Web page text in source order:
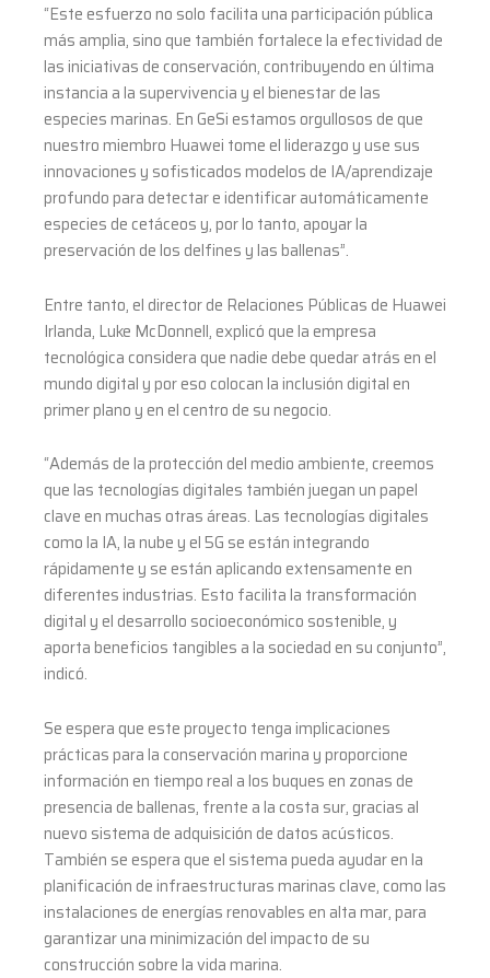
“Este esfuerzo no solo facilita una participación pública
más amplia, sino que también fortalece la efectividad de
las iniciativas de conservación, contribuyendo en última
instancia a la supervivencia y el bienestar de las
especies marinas. En GeSi estamos orgullosos de que
nuestro miembro Huawei tome el liderazgo y use sus
innovaciones y sofisticados modelos de IA/aprendizaje
profundo para detectar e identificar automáticamente
especies de cetáceos y, por lo tanto, apoyar la
preservación de los delfines y las ballenas”.
Entre tanto, el director de Relaciones Públicas de Huawei
Irlanda, Luke McDonnell, explicó que la empresa
tecnológica considera que nadie debe quedar atrás en el
mundo digital y por eso colocan la inclusión digital en
primer plano y en el centro de su negocio.
“Además de la protección del medio ambiente, creemos
que las tecnologías digitales también juegan un papel
clave en muchas otras áreas. Las tecnologías digitales
como la IA, la nube y el 5G se están integrando
rápidamente y se están aplicando extensamente en
diferentes industrias. Esto facilita la transformación
digital y el desarrollo socioeconómico sostenible, y
aporta beneficios tangibles a la sociedad en su conjunto”,
indicó.
Se espera que este proyecto tenga implicaciones
prácticas para la conservación marina y proporcione
información en tiempo real a los buques en zonas de
presencia de ballenas, frente a la costa sur, gracias al
nuevo sistema de adquisición de datos acústicos.
También se espera que el sistema pueda ayudar en la
planificación de infraestructuras marinas clave, como las
instalaciones de energías renovables en alta mar, para
garantizar una minimización del impacto de su
construcción sobre la vida marina.